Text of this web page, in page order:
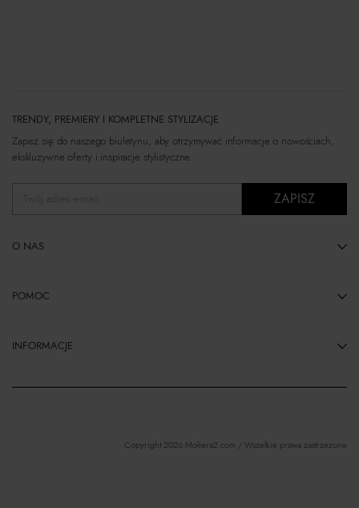
TRENDY, PREMIERY I KOMPLETNE STYLIZACJE
Zapisz się do naszego biuletynu, aby otrzymywać informacje o nowościach,
ekskluzywne oferty i inspiracje stylistyczne.
ZAPISZ
O NAS
POMOC
INFORMACJE
Copyright 2026 Moliera2.com / Wszelkie prawa zastrzeżone